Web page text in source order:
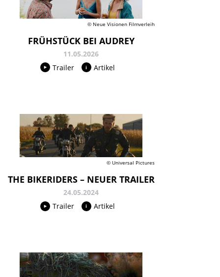
© Neue Visionen Filmverleih
FRÜHSTÜCK BEI AUDREY
11.05.2026
Trailer
Artikel
© Universal Pictures
THE BIKERIDERS – NEUER TRAILER
24.05.2024
Trailer
Artikel